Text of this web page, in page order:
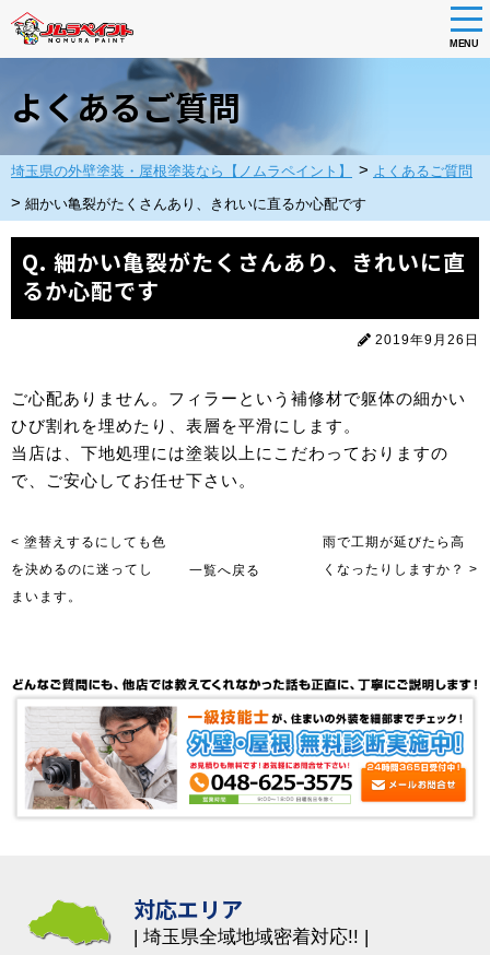
main
content
MENU
よくあるご質問
埼玉県の外壁塗装・屋根塗装なら【ノムラペイント】 > よくあるご質問
> 細かい⻲裂がたくさんあり、きれいに直るか心配です
Q. 細かい⻲裂がたくさんあり、きれいに直
るか心配です
2019年9月26日
ご心配ありません。フィラーという補修材で躯体の細かい
ひび割れを埋めたり、表層を平滑にします。
当店は、下地処理には塗装以上にこだわっておりますの
で、ご安心してお任せ下さい。
< 塗替えするにしても色
を決めるのに迷ってし
まいます。
雨で工期が延びたら高
くなったりしますか？ >
一覧へ戻る
対応エリア
埼玉県全域地域密着対応!!